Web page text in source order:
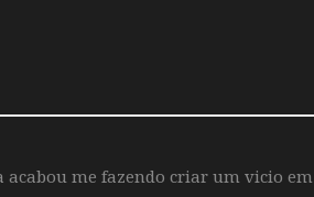
acabou me fazendo criar um vicio em